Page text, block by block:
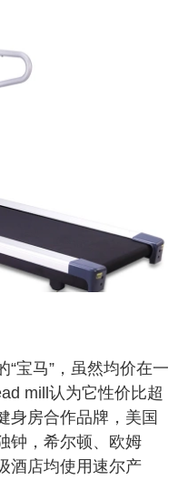
宝马”，虽然均价在一
mill认为它性价比超
身房合作品牌，美国
钟，希尔顿、欧姆
酒店均使用速尔产